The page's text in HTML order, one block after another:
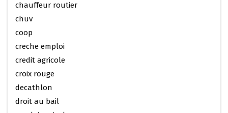
chauffeur routier
chuv
coop
creche emploi
credit agricole
croix rouge
decathlon
droit au bail